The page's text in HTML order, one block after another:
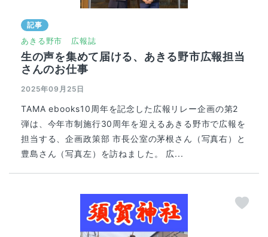
記事
あきる野市 広報誌
生の声を集めて届ける、あきる野市広報担当
さんのお仕事
2025年09月25日
TAMA ebooks10周年を記念した広報リレー企画の第2
弾は、今年市制施行30周年を迎えるあきる野市で広報を
担当する、企画政策部 市長公室の茅根さん（写真右）と
豊島さん（写真左）を訪ねました。 広...